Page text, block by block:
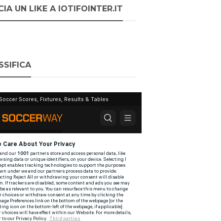
UN LIKE A IOTIFOINTER.IT